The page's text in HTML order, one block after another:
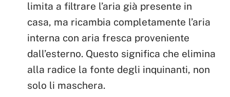
limita a filtrare l’aria già presente in
casa, ma ricambia completamente l’aria
interna con aria fresca proveniente
dall’esterno. Questo significa che elimina
alla radice la fonte degli inquinanti, non
solo li maschera.